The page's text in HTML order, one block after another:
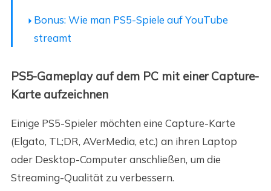
Bonus: Wie man PS5-Spiele auf YouTube
streamt
PS5-Gameplay auf dem PC mit einer Capture-
Karte aufzeichnen
Einige PS5-Spieler möchten eine Capture-Karte
(Elgato, TL;DR, AVerMedia, etc.) an ihren Laptop
oder Desktop-Computer anschließen, um die
Streaming-Qualität zu verbessern.